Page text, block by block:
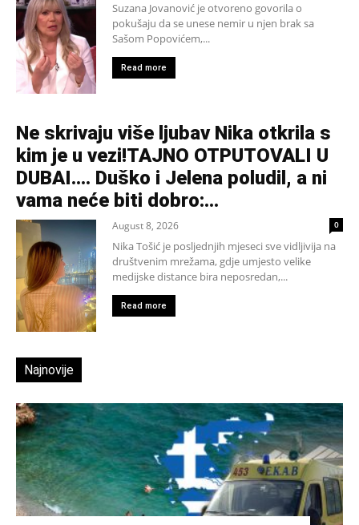
Suzana Jovanović je otvoreno govorila o
pokušaju da se unese nemir u njen brak sa
Sašom Popovićem,...
Read more
Ne skrivaju više ljubav Nika otkrila s
kim je u vezi!TAJNO OTPUTOVALI U
DUBAI…. Duško i Jelena poludil, a ni
vama neće biti dobro:...
August 8, 2026 0
Nika Tošić je posljednjih mjeseci sve vidljivija na
društvenim mrežama, gdje umjesto velike
medijske distance bira neposredan,...
Read more
Najnovije